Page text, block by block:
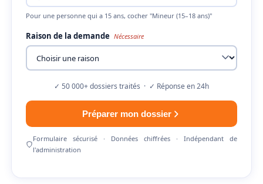
Pour une personne qui a 15 ans, cocher "Mineur (15–18 ans)"
Raison de la demande Nécessaire
✓ 50 000+ dossiers traités · ✓ Réponse en 24h
Préparer mon dossier
Formulaire sécurisé · Données chiffrées · Indépendant de
l'administration